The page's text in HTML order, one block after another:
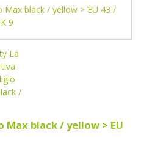
black / yellow > EU